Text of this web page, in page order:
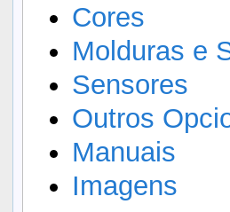
Cores
Molduras e
Sensores
Outros
Manuais
Imagens